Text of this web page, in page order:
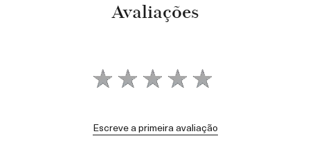
Avaliações
Escreve a primeira avaliação